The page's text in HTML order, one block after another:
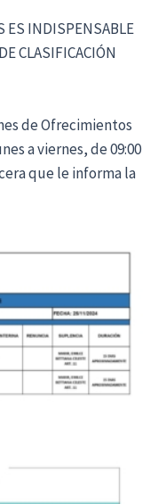
ES INDISPENSABLE
CLASIFICACIÓN
de Ofrecimientos
a viernes, de 09:00
que le informa la